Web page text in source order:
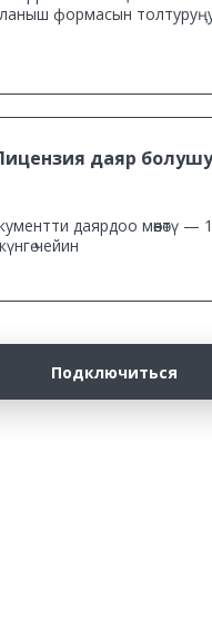
даярдоо мөөнөтү —
чейин
даяр болушун
формасын
Подключиться